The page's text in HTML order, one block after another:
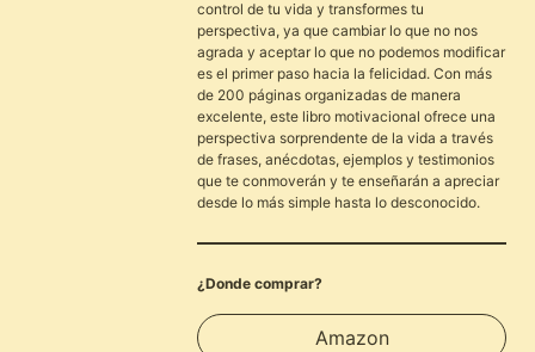
control de tu vida y transformes tu
perspectiva, ya que cambiar lo que no nos
agrada y aceptar lo que no podemos modificar
es el primer paso hacia la felicidad. Con más
de 200 páginas organizadas de manera
excelente, este libro motivacional ofrece una
perspectiva sorprendente de la vida a través
de frases, anécdotas, ejemplos y testimonios
que te conmoverán y te enseñarán a apreciar
desde lo más simple hasta lo desconocido.
¿Donde comprar?
Amazon